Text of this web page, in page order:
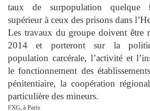
taux de surpopulation
supérieur à ceux des prisons dans
Les travaux du groupe doivent être
2014 et porteront sur la
population carcérale, l’activité et
le fonctionnement des
pénitentiaire, la coopération
particulière des mineurs.
FXG, à Paris